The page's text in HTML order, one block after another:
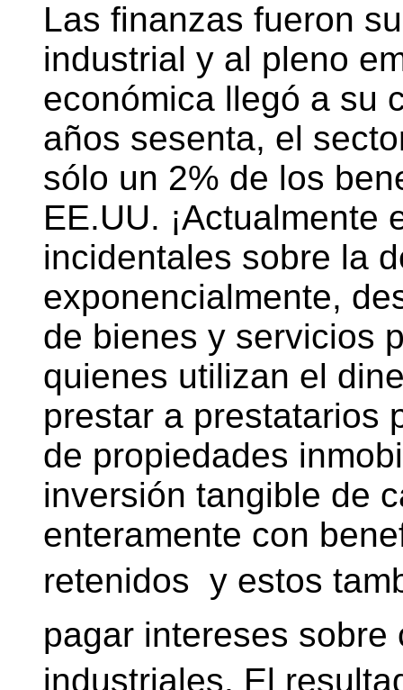
Las finanzas fueron
industrial y al pleno
económica llegó a su
años sesenta, el
sólo un 2% de los
EE.UU. ¡Actualmente
incidentales sobre la
exponencialmente,
de bienes y servicios
quienes utilizan el
prestar a prestatarios
de propiedades
inversión tangible de
enteramente con
retenidos  y estos
pagar intereses
industriales. El